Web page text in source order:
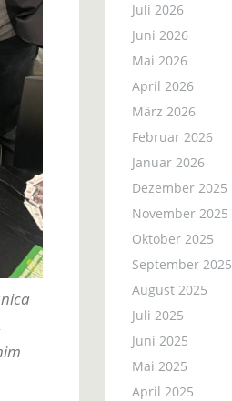
Juli 2026
Juni 2026
Mai 2026
April 2026
März 2026
Februar 2026
Januar 2026
Dezember 2025
November 2025
Oktober 2025
September 2025
August 2025
Juli 2025
Juni 2025
Mai 2025
April 2025